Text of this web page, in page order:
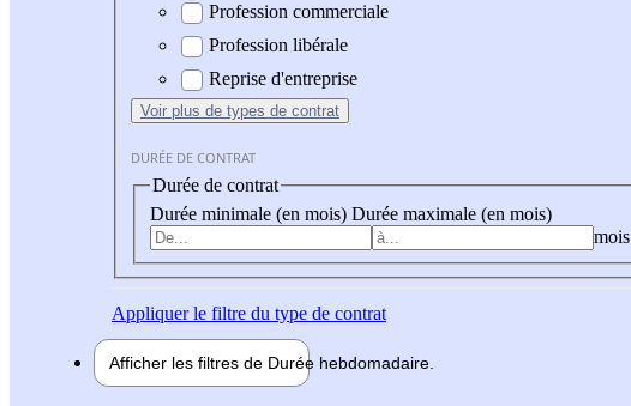
Profession commerciale
Profession libérale
Reprise d'entreprise
Voir plus de types de contrat
DURÉE DE CONTRAT
Durée de contrat
Durée minimale (en mois) Durée maximale (en mois)
mois
Appliquerle filtre du type de contrat
Afficher les filtres de Durée hebdomadaire